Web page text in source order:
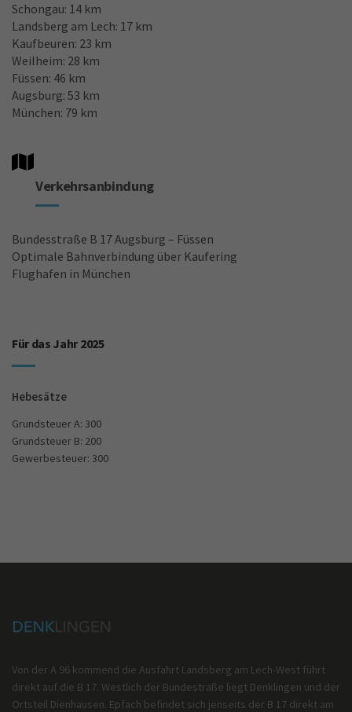
Schongau: 14 km
Landsberg am Lech: 17 km
Kaufbeuren: 23 km
Weilheim: 28 km
Füssen: 46 km
Augsburg: 53 km
München: 79 km
Verkehrsanbindung
Bundesstraße B 17 Augsburg – Füssen
Optimale Bahnverbindung über Kaufering
Flughafen in München
Für das Jahr 2025
Hebesätze
Grundsteuer A: 300
Grundsteuer B: 200
Gewerbesteuer: 300
Von der A 96 kommend die Ausfahrt Landsberg am Lech-West führt
direkt auf die B 17. Westlich der Bundestraße liegt Denklingen und der
Ortsteil Dienhausen. Epfach befindet sich jenseits der B 17 direkt am